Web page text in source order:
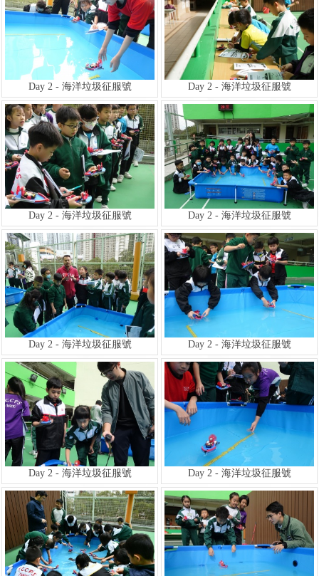
Day 2 - 海洋垃圾征服號 Day 2 - 海洋垃圾征服號
Day 2 - 海洋垃圾征服號 Day 2 - 海洋垃圾征服號
Day 2 - 海洋垃圾征服號 Day 2 - 海洋垃圾征服號
Day 2 - 海洋垃圾征服號 Day 2 - 海洋垃圾征服號